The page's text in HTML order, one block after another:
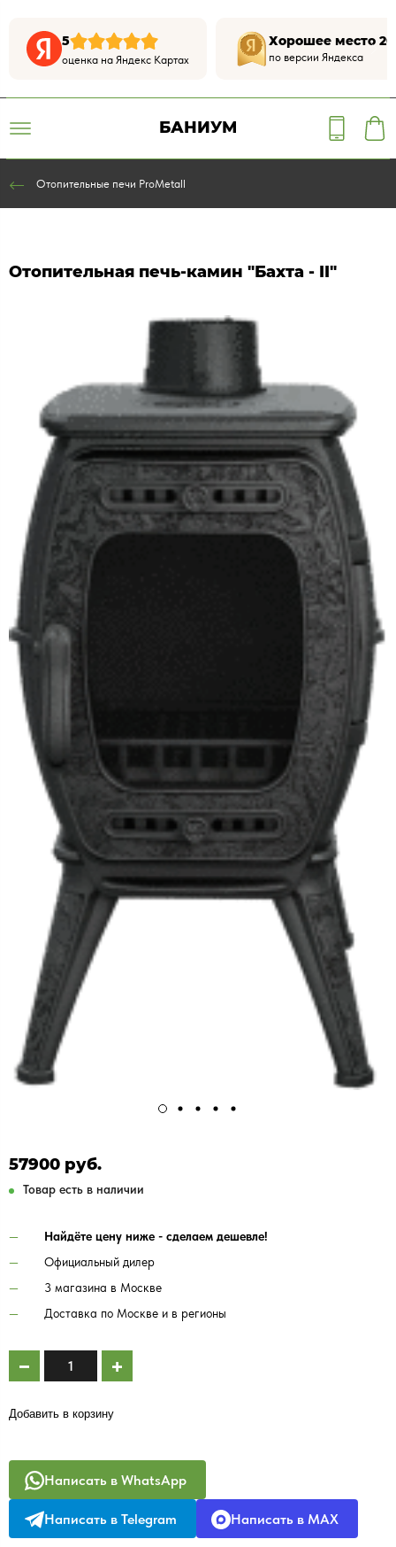
5
оценка на Яндекс Картах
Хорошее место
по версии Яндекса
БАНИУМ
Отопительные печи ProMetall
Отопительная печь-камин "Бахта - II"
57900 руб.
Товар есть в наличии
Найдёте цену ниже - сделаем дешевле!
Официальный дилер
3 магазина в Москве
Доставка по Москве и в регионы
Добавить в корзину
Написать в WhatsApp
Написать в Telegram Написать в MAX